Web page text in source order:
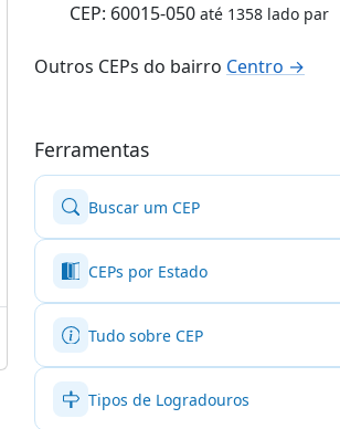
CEP: 60015-050 até 1358 lado par
Outros CEPs do bairro Centro →
Ferramentas
Buscar um CEP
CEPs por Estado
Tudo sobre CEP
Tipos de Logradouros